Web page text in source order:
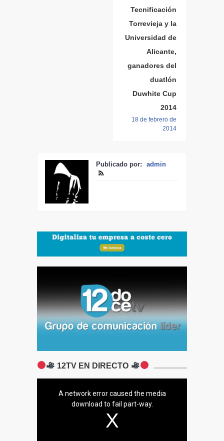
Tecnificación
Torrevieja y la
Universidad de
Alicante,
ganadores del
duatlón
Duwhite Cup
2014
18 de febrero de
2014
Publicado por: admin
12TV EN DIRECTO
A network error caused the media
download to fail part-way.